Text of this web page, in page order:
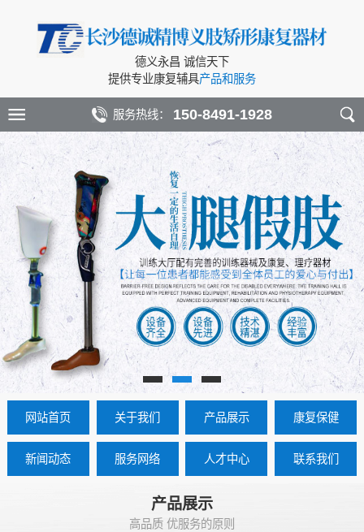
德义永昌 诚信天下
提供专业康复辅具产品和服务
服务热线： 150-8491-1928
网站首页 关于我们 产品展示 康复保健
新闻动态 服务网络 人才中心 联系我们
产品展示
高品质 优服务的原则